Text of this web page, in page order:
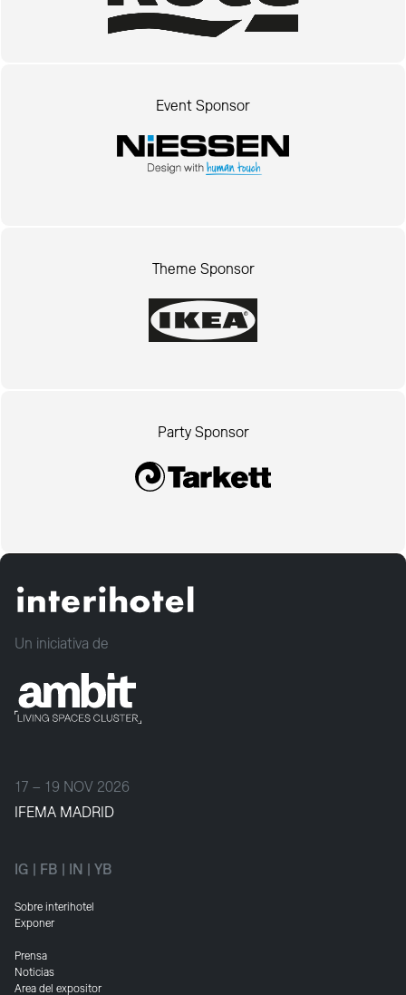
Event Sponsor
Theme Sponsor
Party Sponsor
Un iniciativa de
17 – 19 NOV 2026
IFEMA MADRID
IG FB IN YB
Sobre interihotel
Exponer
Prensa
Noticias
Area del expositor